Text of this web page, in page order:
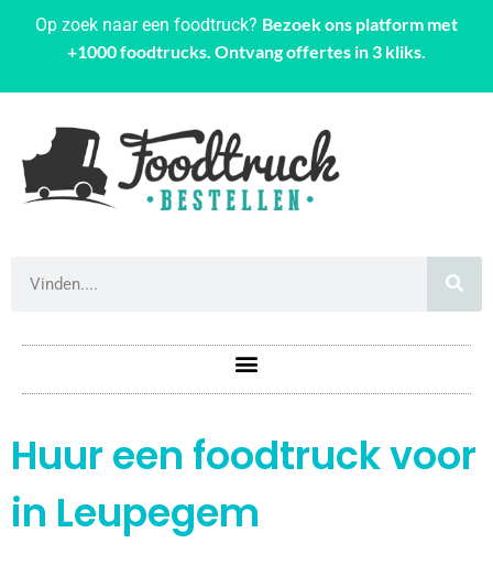
Op zoek naar een foodtruck? Bezoek ons platform met
+1000 foodtrucks. Ontvang offertes in 3 kliks.
Huur een foodtruck voor
in Leupegem